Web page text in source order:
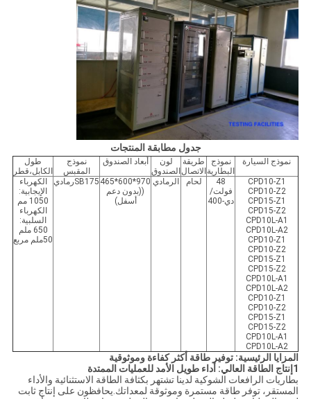
جدول مطابقة المنتجات
نموذج السيارة
نموذج
البطارية
طريقة
الاتصال
لون
الصندوق
أبعاد الصندوق
نموذج
المقبس
طول
الكابل،قطر
CPD10-Z1
CPD10-Z2
CPD15-Z1
CPD15-Z2
CPD10L-A1
CPD10L-A2
CPD10-Z1
CPD10-Z2
CPD15-Z1
CPD15-Z2
CPD10L-A1
CPD10L-A2
CPD10-Z1
CPD10-Z2
CPD15-Z1
CPD15-Z2
CPD10L-A1
CPD10L-A2
48
فولت/
دي-400
لحام الرمادي
970*600*465
((بدون دعم
أسفل)
SB175رمادي
الكهرباء
الإيجابية:
1050 مم
الكهرباء
السلبية:
650 ملم
50ملم مربع
المزايا الرئيسية: توفير طاقة أكثر كفاءة وموثوقية
1إنتاج الطاقة العالي: أداء طويل الأمد للعمليات الممتدة
بطاريات الرافعات الشوكية لدينا تشتهر بكثافة الطاقة الاستثنائية والأداء
المستقر، توفر طاقة مستمرة وموثوقة لمعداتك.يحافظون على إنتاج ثابت